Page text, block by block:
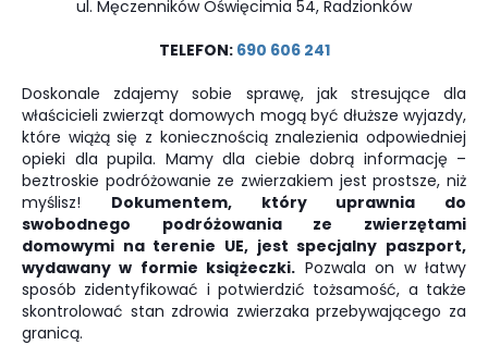
ul. Męczenników Oświęcimia 54, Radzionków
TELEFON: 690 606 241
Doskonale zdajemy sobie sprawę, jak stresujące dla
właścicieli zwierząt domowych mogą być dłuższe wyjazdy,
które wiążą się z koniecznością znalezienia odpowiedniej
opieki dla pupila. Mamy dla ciebie dobrą informację –
beztroskie podróżowanie ze zwierzakiem jest prostsze, niż
myślisz! Dokumentem, który uprawnia do
swobodnego podróżowania ze zwierzętami
domowymi na terenie UE, jest specjalny paszport,
wydawany w formie książeczki. Pozwala on w łatwy
sposób zidentyfikować i potwierdzić tożsamość, a także
skontrolować stan zdrowia zwierzaka przebywającego za
granicą.